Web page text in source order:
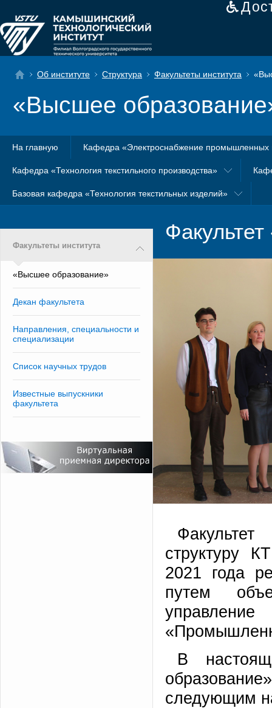
Об институте Структура Факультеты института
«Высшее
На главную Кафедра «Электроснабжение промышленных
Кафедра «Технология текстильного производства»
Базовая кафедра «Технология текстильных изделий»
Факультеты института
«Высшее образование»
Декан факультета
Направления, специальности и
специализации
Список научных трудов
Известные выпускники
факультета
структуру
2021 года
путем
В
следующим